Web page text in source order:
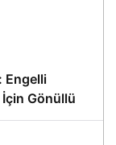
Engelli
İçin Gönüllü